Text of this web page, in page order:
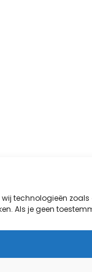
wij technologieën
Als je geen